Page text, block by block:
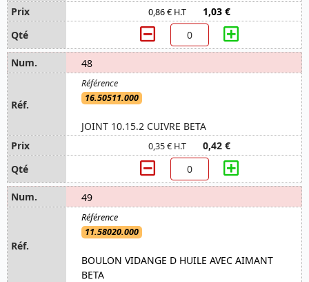
0,86 € H.T 1,03 €
48
16.50511.000
JOINT 10.15.2 CUIVRE BETA
0,35 € H.T 0,42 €
49
11.58020.000
BOULON VIDANGE D HUILE AVEC AIMANT
BETA